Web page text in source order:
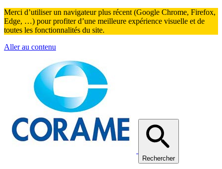
Merci d’utiliser un navigateur plus récent (Google Chrome, Firefox,
Edge, …) pour profiter d’une meilleure expérience visuelle et de
toutes les fonctionnalités du site.
Aller au contenu
Rechercher